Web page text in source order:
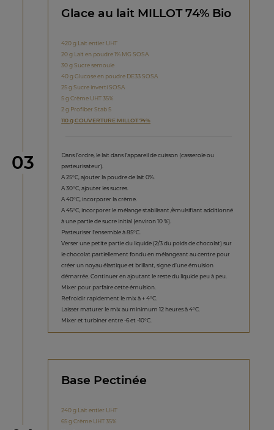
étape
03
Glace au lait MILLOT 74% Bio
420 g Lait entier UHT
20 g Lait en poudre 1% MG SOSA
30 g Sucre semoule
40 g Glucose en poudre DE33 SOSA
25 g Sucre inverti SOSA
5 g Crème UHT 35%
2 g Profiber Stab 5
110 g COUVERTURE MILLOT 74%
Dans l’ordre, le lait dans l’appareil de cuisson (casserole ou
pasteurisateur).
A 25°C, ajouter la poudre de lait 0%.
A 30°C, ajouter les sucres.
A 40°C, incorporer la crème.
A 45°C, incorporer le mélange stabilisant /émulsifiant additionné
à une partie de sucre initial (environ 10 %).
Pasteuriser l'ensemble à 85°C.
Verser une petite partie du liquide (2/3 du poids de chocolat) sur
le chocolat partiellement fondu en mélangeant au centre pour
créer un noyau élastique et brillant, signe d’une émulsion
démarrée. Continuer en ajoutant le reste du liquide peu à peu.
Mixer pour parfaire cette émulsion.
Refroidir rapidement le mix à + 4°C.
Laisser maturer le mix au minimum 12 heures à 4°C.
Mixer et turbiner entre -6 et -10°C.
Base Pectinée
240 g Lait entier UHT
65 g Crème UHT 35%